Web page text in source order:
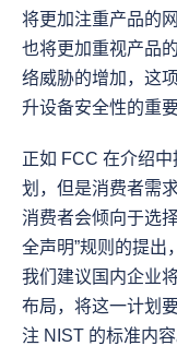
将更加注重产品的
也将更加重视产品
络威胁的增加，这
升设备安全性的重
正如 FCC 在介绍
划，但是消费者需
消费者会倾向于选
全声明”规则的提出
我们建议国内企业
布局，将这一计划
注 NIST 的标准内容